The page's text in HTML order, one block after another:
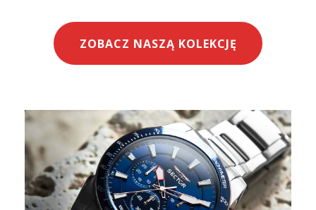
ZOBACZ NASZĄ KOLEKCJĘ